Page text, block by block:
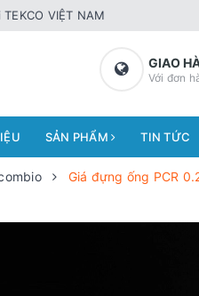
VIỆT NAM
GIAO
Với đơn
SẢN PHẨM TIN TỨC
Giá đựng ống PCR